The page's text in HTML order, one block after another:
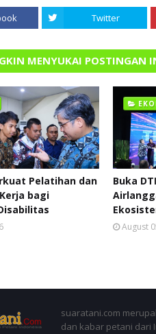
Twitter
MENYUKAI POSTINGAN
Pelatihan dan
bagi
Buka
August
suaratani.com
dan kabar petani dari